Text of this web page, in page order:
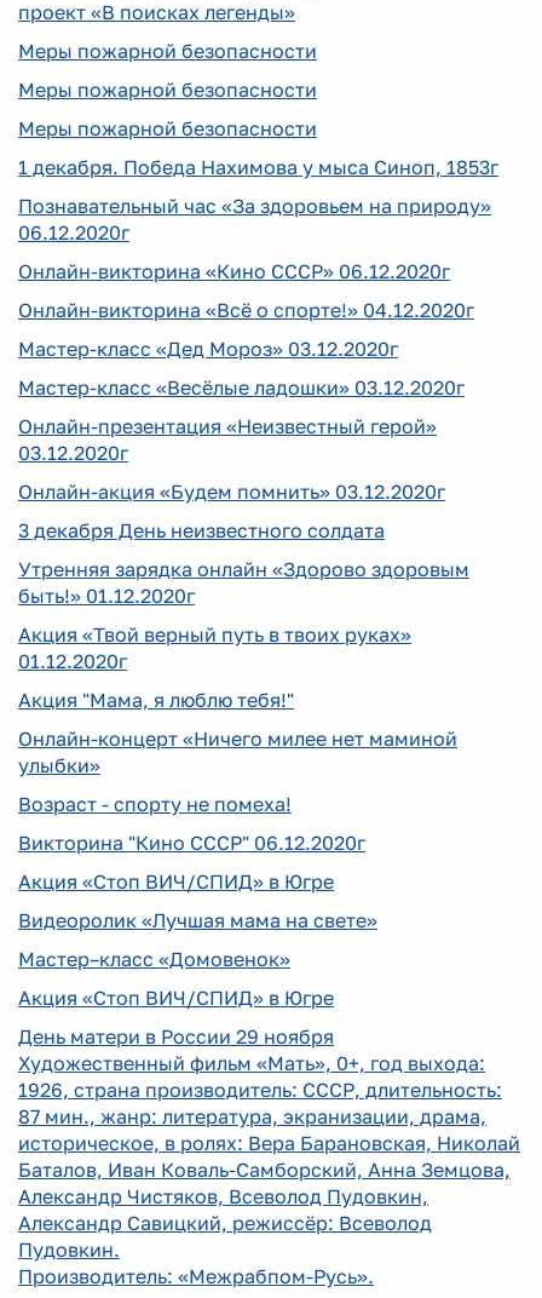
проект «В поисках легенды»
Меры пожарной безопасности
Меры пожарной безопасности
Меры пожарной безопасности
1 декабря. Победа Нахимова у мыса Синоп, 1853г
Познавательный час «За здоровьем на природу»
06.12.2020г
Онлайн-викторина «Кино СССР» 06.12.2020г
Онлайн-викторина «Всё о спорте!» 04.12.2020г
Мастер-класс «Дед Мороз» 03.12.2020г
Мастер-класс «Весёлые ладошки» 03.12.2020г
Онлайн-презентация «Неизвестный герой»
03.12.2020г
Онлайн-акция «Будем помнить» 03.12.2020г
3 декабря День неизвестного солдата
Утренняя зарядка онлайн «Здорово здоровым
быть!» 01.12.2020г
Акция «Твой верный путь в твоих руках»
01.12.2020г
Акция "Мама, я люблю тебя!"
Онлайн-концерт «Ничего милее нет маминой
улыбки»
Возраст - спорту не помеха!
Викторина "Кино СССР" 06.12.2020г
Акция «Стоп ВИЧ/СПИД» в Югре
Видеоролик «Лучшая мама на свете»
Мастер–класс «Домовенок»
Акция «Стоп ВИЧ/СПИД» в Югре
День матери в России 29 ноября
Художественный фильм «Мать», 0+, год выхода:
1926, страна производитель: СССР, длительность:
87 мин., жанр: литература, экранизации, драма,
историческое, в ролях: Вера Барановская, Николай
Баталов, Иван Коваль-Самборский, Анна Земцова,
Александр Чистяков, Всеволод Пудовкин,
Александр Савицкий, режиссёр: Всеволод
Пудовкин.
Производитель: «Межрабпом-Русь».